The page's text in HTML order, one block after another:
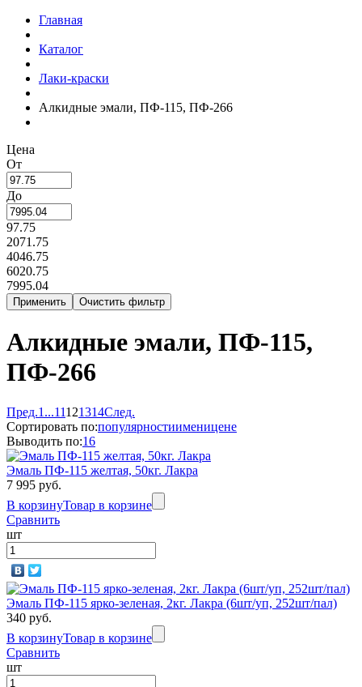
Главная
Каталог
Лаки-краски
Алкидные эмали, ПФ-115, ПФ-266
Цена
От
До
97.75
2071.75
4046.75
6020.75
7995.04
Алкидные эмали, ПФ-115,
ПФ-266
Пред.1 ...11121314След.
Сортировать по:популярностиименицене
Выводить по:16
Эмаль ПФ-115 желтая, 50кг. Лакра
7 995 руб.
В корзинуТовар в корзине
Сравнить
шт
Эмаль ПФ-115 ярко-зеленая, 2кг. Лакра (6шт/уп, 252шт/пал)
340 руб.
В корзинуТовар в корзине
Сравнить
шт